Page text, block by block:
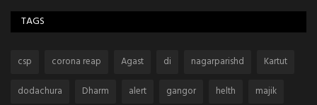
TAGS
csp corona reap Agast di nagarparishd
Kartut
dodachura
Dharm alert gangor helth
majik